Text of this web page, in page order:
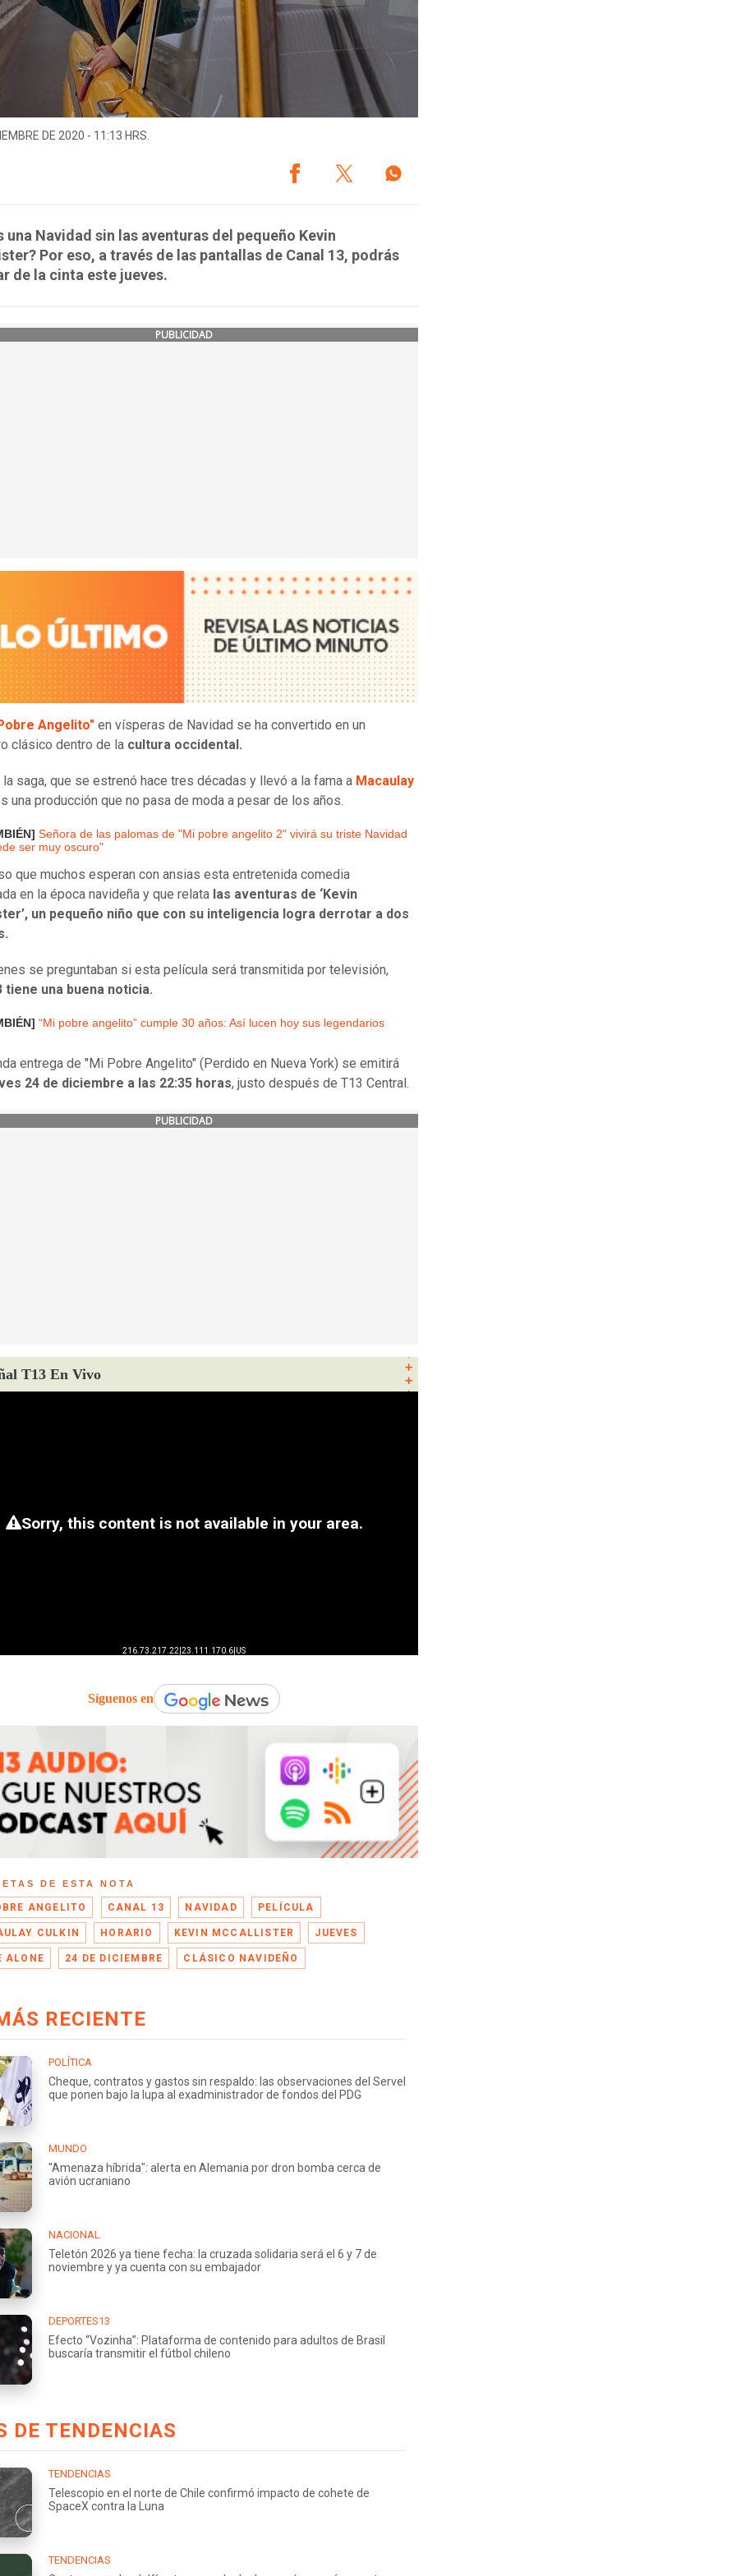
DE 2020 - 11:13 HRS.
una Navidad sin las aventuras del pequeño Kevin
Por eso, a través de las pantallas de Canal 13, podrás
de la cinta este jueves.
PUBLICIDAD
Angelito" en vísperas de Navidad se ha convertido en un
clásico dentro de la cultura occidental.
la saga, que se estrenó hace tres décadas y llevó a la fama a Macaulay
una producción que no pasa de moda a pesar de los años.
Señora de las palomas de "Mi pobre angelito 2" vivirá su triste Navidad
ser muy oscuro"
que muchos esperan con ansias esta entretenida comedia
en la época navideña y que relata las aventuras de ‘Kevin
un pequeño niño que con su inteligencia logra derrotar a dos
se preguntaban si esta película será transmitida por televisión,
tiene una buena noticia.
“Mi pobre angelito” cumple 30 años: Así lucen hoy sus legendarios
entrega de "Mi Pobre Angelito" (Perdido en Nueva York) se emitirá
24 de diciembre a las 22:35 horas, justo después de T13 Central.
PUBLICIDAD
T13 En Vivo
Síguenos en
DE ESTA NOTA
ANGELITO CANAL 13 NAVIDAD PELÍCULA
CULKIN HORARIO KEVIN MCCALLISTER JUEVES
ALONE 24 DE DICIEMBRE CLÁSICO NAVIDEÑO
RECIENTE
POLÍTICA
Cheque, contratos y gastos sin respaldo: las observaciones del Servel
que ponen bajo la lupa al exadministrador de fondos del PDG
MUNDO
"Amenaza híbrida": alerta en Alemania por dron bomba cerca de
avión ucraniano
NACIONAL
Teletón 2026 ya tiene fecha: la cruzada solidaria será el 6 y 7 de
noviembre y ya cuenta con su embajador
DEPORTES13
Efecto “Vozinha”: Plataforma de contenido para adultos de Brasil
buscaría transmitir el fútbol chileno
DE TENDENCIAS
TENDENCIAS
Telescopio en el norte de Chile confirmó impacto de cohete de
SpaceX contra la Luna
TENDENCIAS